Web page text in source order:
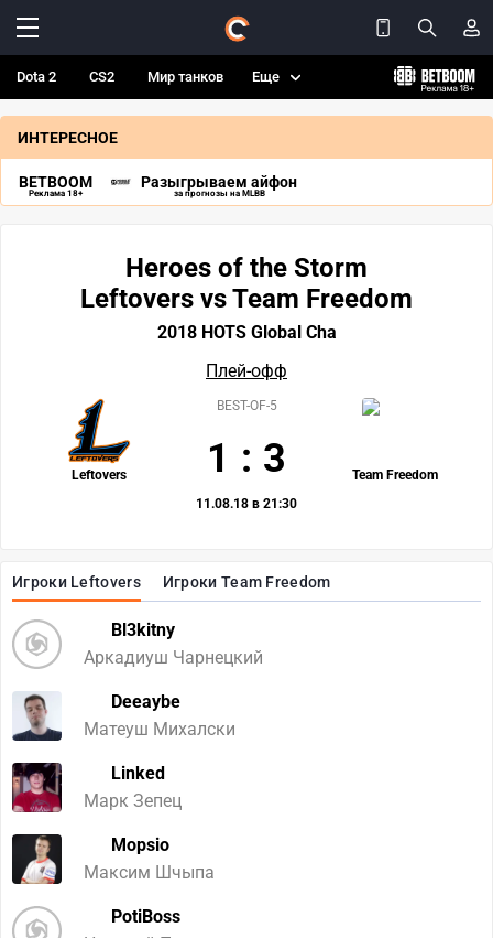
Dota 2 CS2 Мир танков Еще
ИНТЕРЕСНОЕ
BETBOOM
Реклама 18+
Разыгрываем айфон
за прогнозы на MLBB
Игроки Leftovers Игроки Team Freedom
Bl3kitny
Аркадиуш Чарнецкий
Deeaybe
Матеуш Михалски
Linked
Марк Зепец
Mopsio
Максим Шчыпа
PotiBoss
Heroes of the Storm
Leftovers vs Team Freedom
2018 HOTS Global Cha
Плей-офф
Leftovers Team Freedom
BEST-OF-5
1 : 3
11.08.18 в 21:30